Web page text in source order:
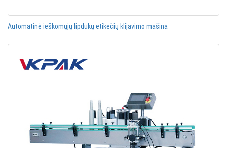
Automatinė ieškomųjų lipdukų etikečių klijavimo mašina